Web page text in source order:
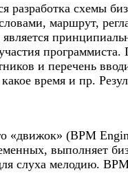
разработка схемы
маршрут,
и перечень
время и пр.
«движок» (BPM
выполняет
слуха мелодию.